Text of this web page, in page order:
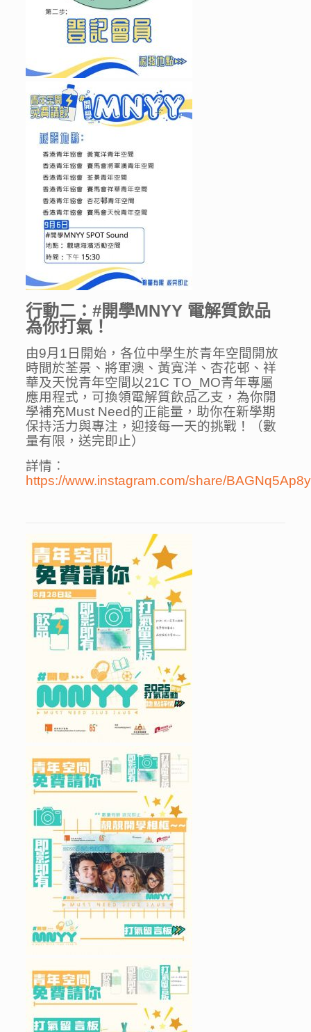
行動二：#開學MNYY 電解質飲品
為你打氣！
由9月1日開始，各位中學生於青年空間開放
時間於荃景、將軍澳、黃寬洋、杏花邨、祥
華及天悅青年空間以21C TO_MO青年專屬
應用程式，可換領電解質飲品乙支，為你開
學補充Must Need的正能量，助你在新學期
保持活力與專注，迎接每一天的挑戰！（數
量有限，送完即止）
詳情︰
https://www.instagram.com/share/BAGNq5Ap8y